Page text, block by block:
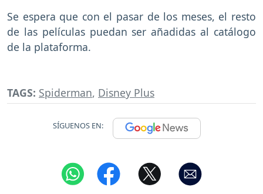
Se espera que con el pasar de los meses, el resto
de las películas puedan ser añadidas al catálogo
de la plataforma.
TAGS: Spiderman, Disney Plus
SÍGUENOS EN: